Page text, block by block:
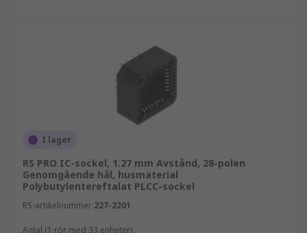
I lager
RS PRO IC-sockel, 1.27 mm Avstånd, 28-polen
Genomgående hål, husmaterial
Polybutylentereftalat PLCC-sockel
RS-artikelnummer 227-2201
Antal (1 rör med 33 enheter)